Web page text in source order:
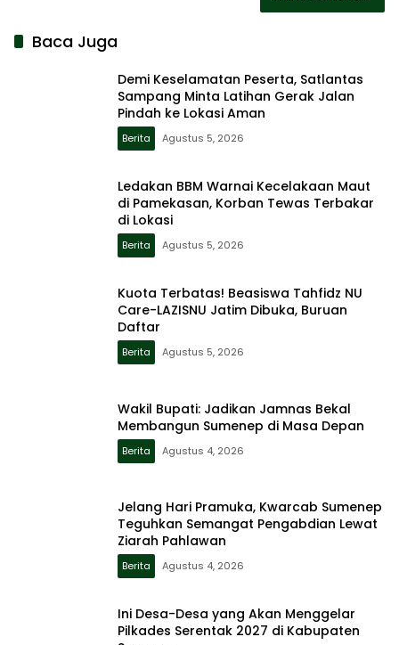
Baca Juga
Demi Keselamatan Peserta, Satlantas
Sampang Minta Latihan Gerak Jalan
Pindah ke Lokasi Aman
Berita Agustus 5, 2026
Ledakan BBM Warnai Kecelakaan Maut
di Pamekasan, Korban Tewas Terbakar
di Lokasi
Berita Agustus 5, 2026
Kuota Terbatas! Beasiswa Tahfidz NU
Care-LAZISNU Jatim Dibuka, Buruan
Daftar
Berita Agustus 5, 2026
Wakil Bupati: Jadikan Jamnas Bekal
Membangun Sumenep di Masa Depan
Berita Agustus 4, 2026
Jelang Hari Pramuka, Kwarcab Sumenep
Teguhkan Semangat Pengabdian Lewat
Ziarah Pahlawan
Berita Agustus 4, 2026
Ini Desa-Desa yang Akan Menggelar
Pilkades Serentak 2027 di Kabupaten